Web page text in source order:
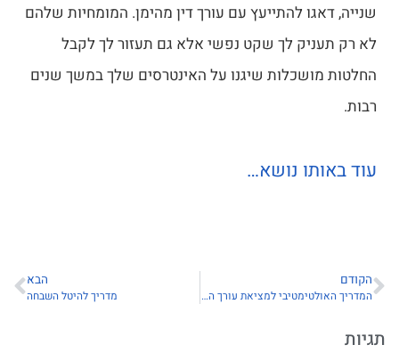
שנייה, דאגו להתייעץ עם עורך דין מהימן. המומחיות שלהם
לא רק תעניק לך שקט נפשי אלא גם תעזור לך לקבל
החלטות מושכלות שיגנו על האינטרסים שלך במשך שנים
רבות.
עוד באותו נושא…
הקודם
המדריך האולטימטיבי למציאת עורך הדין הטוב ביותר למשפט מסחרי ואזרחי
הבא
מדריך להיטל השבחה
תגיות